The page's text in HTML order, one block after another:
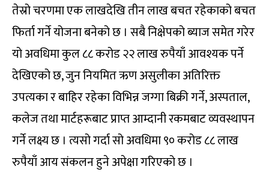
तेस्रो चरणमा एक लाखदेखि तीन लाख बचत रहेकाको बचत
फिर्ता गर्ने योजना बनेको छ । सबै निक्षेपको ब्याज समेत गरेर
यो अवधिमा कुल ८८ करोड २२ लाख रुपैयाँ आवश्यक पर्ने
देखिएको छ, जुन नियमित ऋण असुलीका अतिरिक्त
उपत्यका र बाहिर रहेका विभिन्न जग्गा बिक्री गर्ने, अस्पताल,
कलेज तथा मार्टहरूबाट प्राप्त आम्दानी रकमबाट व्यवस्थापन
गर्ने लक्ष्य छ । त्यसो गर्दा सो अवधिमा ९० करोड ८८ लाख
रुपैयाँ आय संकलन हुने अपेक्षा गरिएको छ ।